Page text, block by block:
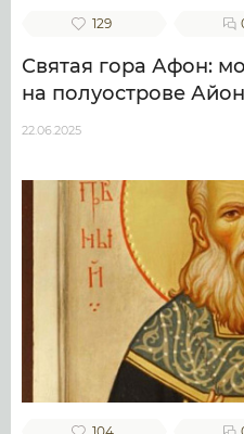
129
Святая гора Афон:
на полуострове
22.06.2025